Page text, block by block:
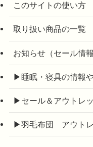
このサイトの使い方
取り扱い商品の一覧
お知らせ（セール情報
▶睡眠・寝具の情報
▶セール＆アウトレ
▶羽毛布団 アウトレ